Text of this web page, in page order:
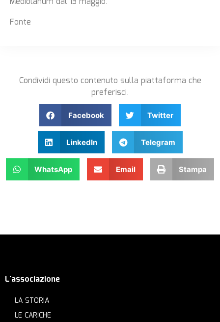
Fonte
Condividi questo contenuto sulla piattaforma che
preferisci.
Facebook Twitter
LinkedIn Telegram
WhatsApp Email Stampa
L'associazione
LA STORIA
LE CARICHE